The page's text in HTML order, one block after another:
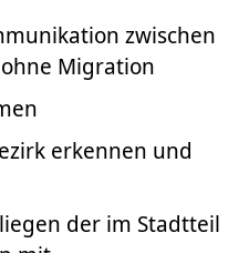
zwischen
Migration
erkennen und
der im Stadtteil